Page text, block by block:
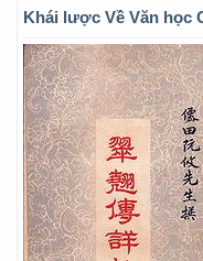
Khái lược Về Văn học